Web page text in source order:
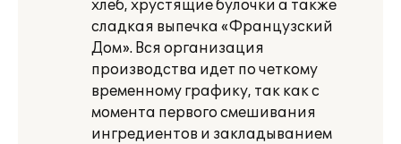
хлеб, хрустящие булочки а также
сладкая выпечка «Французский
Дом». Вся организация
производства идет по четкому
временному графику, так как с
момента первого смешивания
ингредиентов и закладыванием